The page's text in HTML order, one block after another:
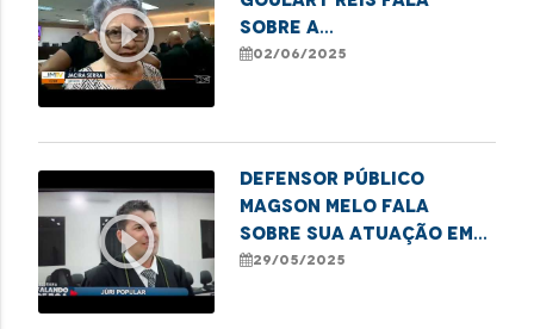
play_circle_outline
sobre a
conscientização no
02/06/2025
play_circle_outline
Defensor público
Magson Melo fala
sobre sua atuação em
Juri Popular
29/05/2025